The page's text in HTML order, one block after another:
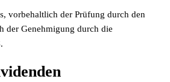
vorbehaltlich der Prüfung durch den
der Genehmigung durch die